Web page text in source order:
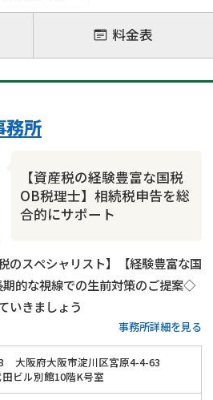
相続放棄
相続登記
分侵害額請求
相続税申告
贈与税
料金表
【資産税の経験豊富な国税
OB税理士】相続税申告を総
合的にサポート
務所
のスペシャリスト】【経験豊富な国
的な視線での生前対策のご提案◇
いきましょう
事務所詳細を見る
大阪府大阪市淀川区宮原4-4-63
ビル別館10階K号室